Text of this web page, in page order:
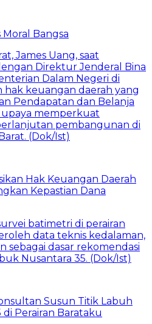
Bangsa
Hak Keuangan Daerah
Kepastian Dana
Susun Titik Labuh
Perairan Barataku